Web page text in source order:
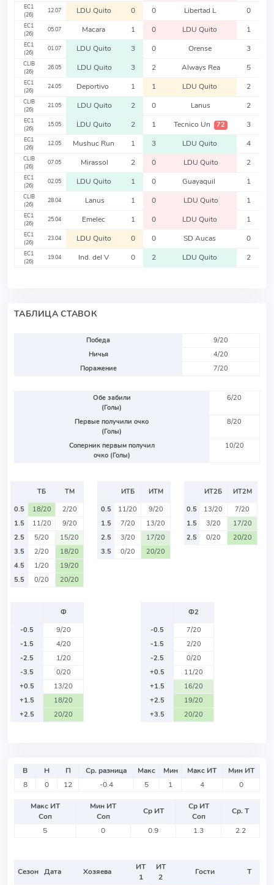
EC1
(26)
12.07 LDU Quito 0 0 Libertad L 0
EC1
(26)
05.07 Macara 1 0 LDU Quito 1
EC1
(26)
01.07 LDU Quito 3 0 Orense 3
CLIB
(26)
26.05 LDU Quito 3 2 Always Rea 5
EC1
(26)
24.05 Deportivo 1 1 LDU Quito 2
CLIB
(26)
21.05 LDU Quito 2 0 Lanus 2
EC1
(26)
15.05 LDU Quito 2 1 Tecnico Un 72 3
EC1
(26)
12.05 Mushuc Run 1 3 LDU Quito 4
CLIB
(26)
07.05 Mirassol 2 0 LDU Quito 2
EC1
(26)
02.05 LDU Quito 1 0 Guayaquil 1
CLIB
(26)
28.04 Lanus 1 0 LDU Quito 1
EC1
(26)
25.04 Emelec 1 0 LDU Quito 1
EC1
(26)
23.04 LDU Quito 0 0 SD Aucas 0
EC1
(26)
19.04 Ind. del V 0 2 LDU Quito 2
ТАБЛИЦА СТАВОК
Победа
9/20
Ничья
4/20
Поражение
7/20
Обе забили
(Голы)
6/20
Первые получили очко
(Голы)
8/20
Соперник первым получил
очко (Голы)
10/20
ТБ
ТМ
0.5
18/20
2/20
1.5
11/20
9/20
2.5
5/20
15/20
3.5
2/20
18/20
4.5
1/20
19/20
5.5
0/20 20/20
ИТБ
ИТМ
0.5
11/20
9/20
1.5
7/20
13/20
2.5
3/20
17/20
3.5
0/20 20/20
ИТ2Б
ИТ2М
0.5
13/20
7/20
1.5
3/20
17/20
2.5
0/20 20/20
Ф
-0.5
9/20
-1.5
4/20
-2.5
1/20
-3.5
0/20
+0.5
13/20
+1.5
18/20
+2.5
20/20
Ф2
-0.5
7/20
-1.5
2/20
-2.5
0/20
+0.5
11/20
+1.5
16/20
+2.5
19/20
+3.5
20/20
В Н П Ср. разница Макс Мин Макс ИТ
Мин ИТ
8
0 12 -0.4 5 1 4 0
Макс ИТ
Соп
Мин ИТ
Соп
Ср ИТ
Ср ИТ
Соп
Ср. Т
5
0 0.9 1.3 2.2
Сезон Дата Хозяева
ИТ
1
ИТ
2
Гости Т